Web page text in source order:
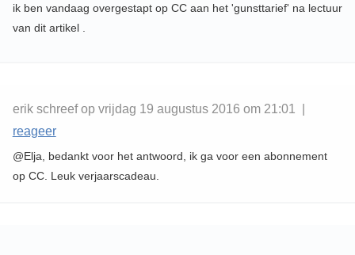
ik ben vandaag overgestapt op CC aan het 'gunsttarief' na lectuur
van dit artikel .
erik schreef op vrijdag 19 augustus 2016 om 21:01 |
reageer
@Elja, bedankt voor het antwoord, ik ga voor een abonnement
op CC. Leuk verjaarscadeau.